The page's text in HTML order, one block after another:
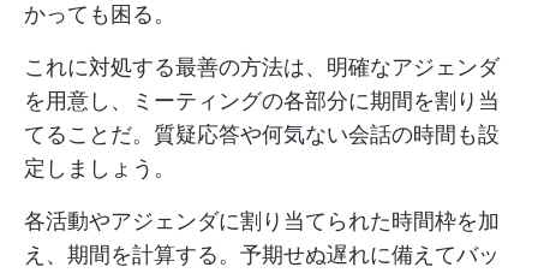
かっても困る。
これに対処する最善の方法は、明確なアジェンダ
を用意し、ミーティングの各部分に期間を割り当
てることだ。質疑応答や何気ない会話の時間も設
定しましょう。
各活動やアジェンダに割り当てられた時間枠を加
え、期間を計算する。予期せぬ遅れに備えてバッ